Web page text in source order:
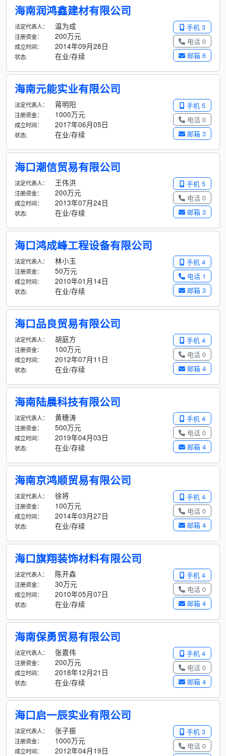
海南润鸿鑫建材有限公司
手机 3
电话 0
邮箱 6
法定代表人： 温为成
注册资金： 200万元
成立时间： 2014年09月28日
状态: 在业/存续
海南元能实业有限公司
手机 5
电话 0
邮箱 3
法定代表人： 蒋明阳
注册资金： 1000万元
成立时间： 2017年06月05日
状态: 在业/存续
海口潮信贸易有限公司
手机 5
电话 0
邮箱 3
法定代表人： 王伟洪
注册资金： 200万元
成立时间： 2013年07月24日
状态: 在业/存续
海口鸿成峰工程设备有限公司
手机 4
电话 1
邮箱 3
法定代表人： 林小玉
注册资金： 50万元
成立时间： 2010年01月14日
状态: 在业/存续
海口品良贸易有限公司
手机 4
电话 0
邮箱 4
法定代表人： 胡庭方
注册资金： 100万元
成立时间： 2012年07月11日
状态: 在业/存续
海南陆晨科技有限公司
手机 4
电话 0
邮箱 4
法定代表人： 黄穗涛
注册资金： 500万元
成立时间： 2019年04月03日
状态: 在业/存续
海南京鸿顺贸易有限公司
手机 4
电话 0
邮箱 4
法定代表人： 徐将
注册资金： 100万元
成立时间： 2014年03月27日
状态: 在业/存续
海口旗翔装饰材料有限公司
手机 4
电话 0
邮箱 4
法定代表人： 陈开森
注册资金： 30万元
成立时间： 2010年05月07日
状态: 在业/存续
海南保勇贸易有限公司
手机 4
电话 0
邮箱 4
法定代表人： 张嘉伟
注册资金： 200万元
成立时间： 2018年12月21日
状态: 在业/存续
海口启一辰实业有限公司
手机 3
电话 0
法定代表人： 张子振
注册资金： 1000万元
成立时间：
2012年04月19日